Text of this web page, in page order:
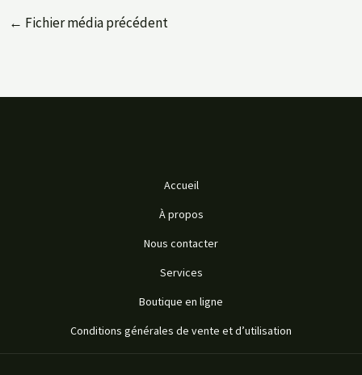
← Fichier média précédent
Accueil
À propos
Nous contacter
Services
Boutique en ligne
Conditions générales de vente et d’utilisation